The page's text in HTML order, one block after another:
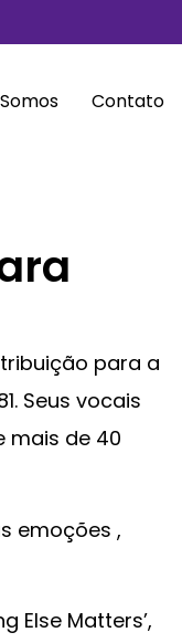
Contato
para a
Seus vocais
mais de 40
emoções ,
Else Matters’,